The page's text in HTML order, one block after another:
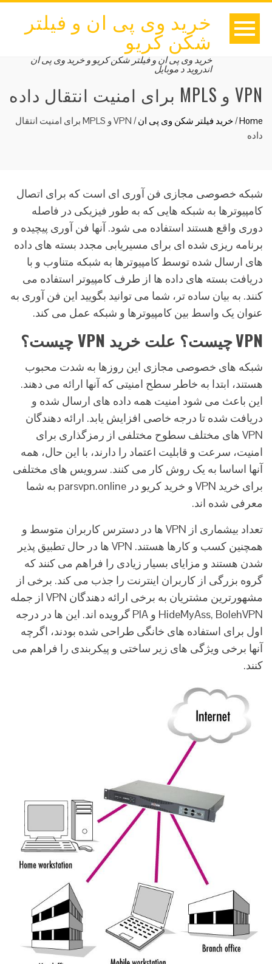
خرید وی پی ان و فیلتر
شکن کریو
خرید وی پی ان و فیلتر شکن کریو و خرید وی پی ان
اندروید د موبایل
VPN و MPLS برای امنیت انتقال داده
Home
/خرید فیلتر شکن وی پی ان/
VPN و MPLS برای امنیت انتقال
داده
شبکه خصوصی مجازی فن آوری ای است که برای اتصال
کامپیوترها به شبکه هایی که به طور فیزیکی در فاصله
دوری واقع هستند استفاده می شود. آنها فن آوری پیچیده و
برنامه ریزی شده ای برای مسیریابی مجدد بسته های داده
های ارسال شده توسط کامپیوترها به شبکه متناوب و با
دریافت بسته های داده ها از طرف کامپیوتر استفاده می
کنند. به بیان ساده تر، شما می توانید بگویید این فن آوری به
عنوان یک واسط بین کامپیوترها و شبکه عمل می کند.
VPNچیست؟ علت خرید VPN چیست؟
شبکه های خصوصی مجازی این روزها به شدت محبوب
هستند، ابتدا به خاطر سطح امنیتی که آنها ارائه می دهند.
این باعث می شود امنیت همه داده های ارسال شده و
دریافت شده تا درجه خاصی افزایش یابد. ارائه دهندگان
VPN های مختلف سطوح مختلفی از رمزگذاری برای
امنیت، سرعت و قابلیت اعتماد را دارند، با این حال، همه
آنها اساسا به یک روش کار می کنند. سرویس های مختلفی
برای خرید VPN و خرید کریو در parsvpn.online به شما
معرفی شده اند.
تعداد بیشماری از VPN ها در دسترس کاربران متوسط و
همچنین کسب و کارها هستند. VPN ها در حال تطبیق پذیر
شدن هستند و مزایای بسیار زیادی را فراهم می کنند که
گروه بزرگی از کاربران اینترنت را جذب می کند. برخی از
مشهورترین مشتریان به برخی ارائه دهندگان VPN از جمله
HideMyAss, BolehVPN و PIA گرویده اند. این ها در درجه
اول برای استفاده های خانگی طراحی شده بودند، اگرچه
آنها برخی ویژگی های زیر ساختی و پیکربندی را فراهم می
کنند.